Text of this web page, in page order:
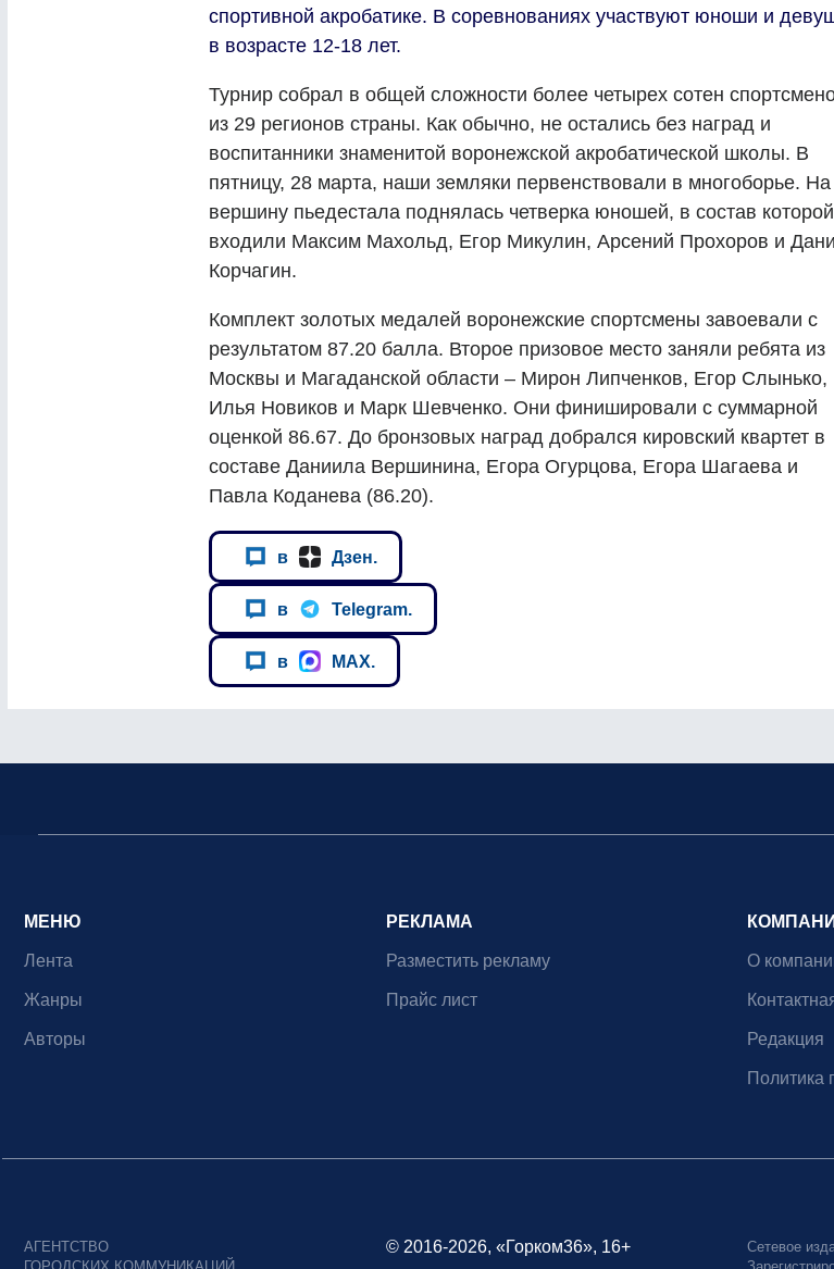
спортивной акробатике. В соревнованиях участвуют юноши и
в возрасте 12-18 лет.
Турнир собрал в общей сложности более четырех сотен
из 29 регионов страны. Как обычно, не остались без наград и
воспитанники знаменитой воронежской акробатической школы. В
пятницу, 28 марта, наши земляки первенствовали в многоборье. На
вершину пьедестала поднялась четверка юношей, в состав которой
входили Максим Махольд, Егор Микулин, Арсений Прохоров и
Корчагин.
Комплект золотых медалей воронежские спортсмены завоевали с
результатом 87.20 балла. Второе призовое место заняли ребята из
Москвы и Магаданской области – Мирон Липченков, Егор Слынько,
Илья Новиков и Марк Шевченко. Они финишировали с суммарной
оценкой 86.67. До бронзовых наград добрался кировский квартет в
составе Даниила Вершинина, Егора Огурцова, Егора Шагаева и
Павла Коданева (86.20).
в Дзен.
в Telegram.
в MAX.
МЕНЮ
Лента
Жанры
Авторы
РЕКЛАМА
Разместить рекламу
Прайс лист
О
Редакция
Политика
АГЕНТСТВО
© 2016-2026, «Горком36», 16+
Сетевое